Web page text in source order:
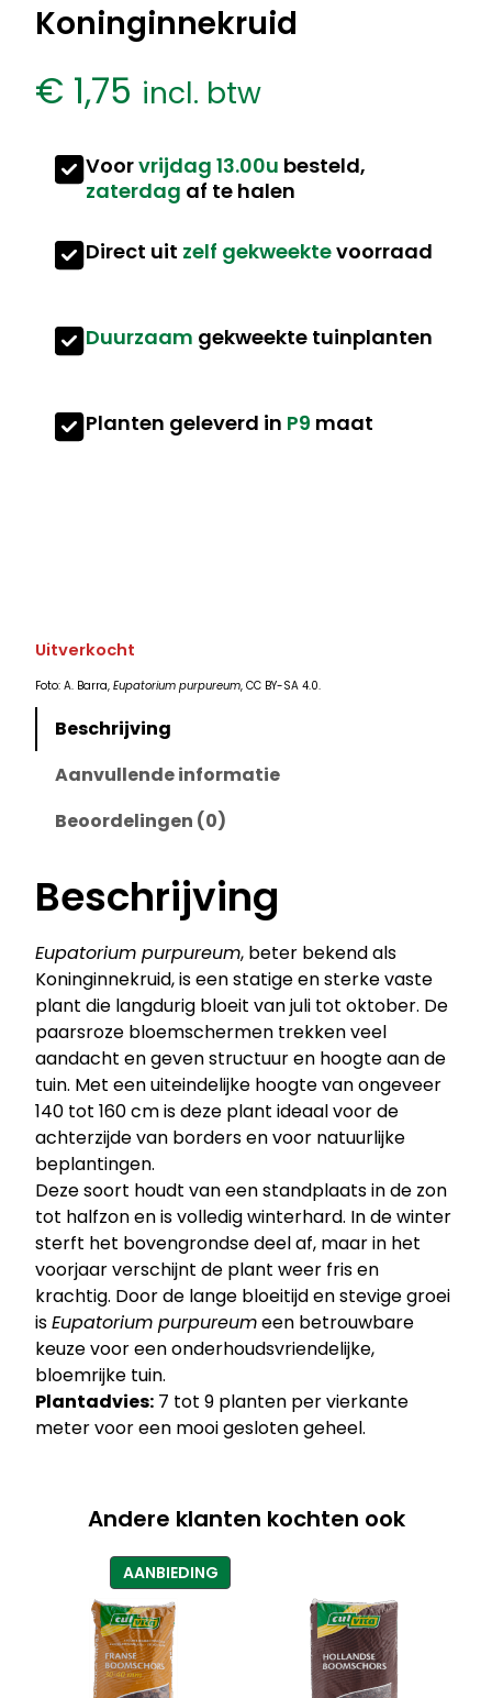
Koninginnekruid
€ 1,75 incl. btw
Voorvrijdag 13.00u besteld,
zaterdag af te halen
Direct uit zelf gekweektevoorraad
Duurzaam gekweekte tuinplanten
Planten geleverd in P9 maat
Uitverkocht
Foto: A. Barra, Eupatorium purpureum, CC BY-SA 4.0.
Beschrijving
Aanvullende informatie
Beoordelingen (0)
Beschrijving
Eupatorium purpureum, beter bekend als
Koninginnekruid, is een statige en sterke vaste
plant die langdurig bloeit van juli tot oktober. De
paarsroze bloemschermen trekken veel
aandacht en geven structuur en hoogte aan de
tuin. Met een uiteindelijke hoogte van ongeveer
140 tot 160 cm is deze plant ideaal voor de
achterzijde van borders en voor natuurlijke
beplantingen.
Deze soort houdt van een standplaats in de zon
tot halfzon en is volledig winterhard. In de winter
sterft het bovengrondse deel af, maar in het
voorjaar verschijnt de plant weer fris en
krachtig. Door de lange bloeitijd en stevige groei
isEupatorium purpureumeen betrouwbare
keuze voor een onderhoudsvriendelijke,
bloemrijke tuin.
Plantadvies: 7 tot 9 planten per vierkante
meter voor een mooi gesloten geheel.
Andere klanten kochten ook
AANBIEDINGPRODUCT
IN
UITVERKOOP